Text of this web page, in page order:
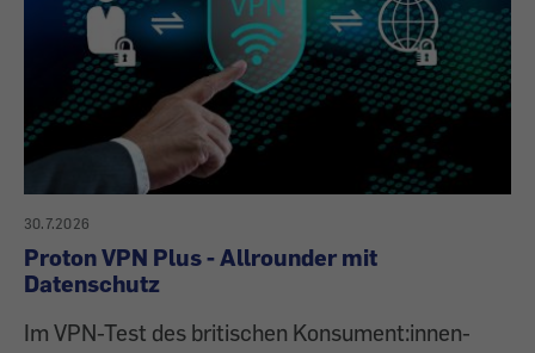
30.7.2026
Proton VPN Plus - Allrounder mit
Datenschutz
Im VPN-Test des britischen Konsument:innen-